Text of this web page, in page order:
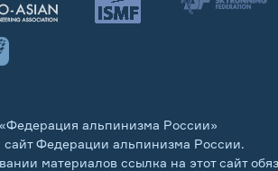
альпинизма России»
Федерации альпинизма России.
материалов ссылка на этот сайт